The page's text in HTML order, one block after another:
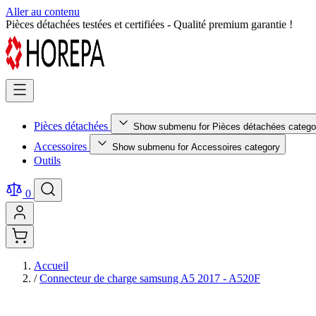
Aller au contenu
Retour facile sous 14 jours - Achetez en toute sérénité !
Pièces détachées Show submenu for Pièces détachées
Accessoires Show submenu for Accessoires category
Outils
0
Accueil
/ Connecteur de charge samsung A5 2017 - A520F